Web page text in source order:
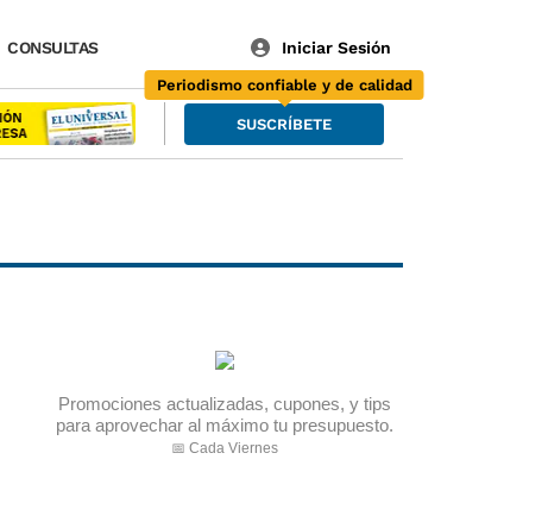
CONSULTAS
SUSCRÍBETE
Periodismo confiable y de calidad